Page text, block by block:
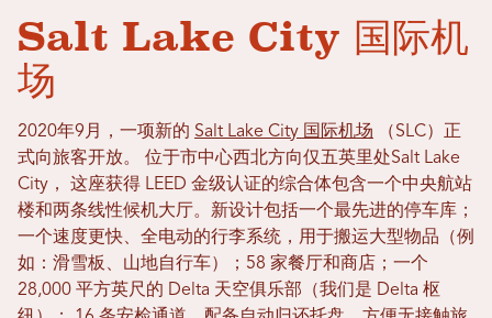
Salt Lake City 国际机
场
2020年9月，一项新的 Salt Lake City 国际机场 （SLC）正
式向旅客开放。 位于市中心西北方向仅五英里处Salt Lake
City，
这座获得 LEED 金级认证的综合体包含一个中央航站
楼和两条线性候机大厅。新设计包括一个最先进的停车库；
一个速度更快、全电动的行李系统，用于搬运大型物品（例
如：滑雪板、山地自行车）；58 家餐厅和商店；一个
28,000 平方英尺的 Delta 天空俱乐部（我们是 Delta 枢